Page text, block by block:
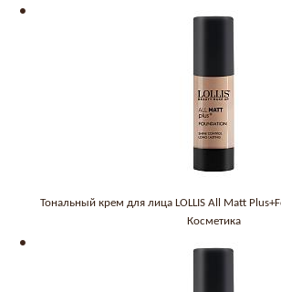
Тональный крем для лица LOLLIS All Matt
Косметика